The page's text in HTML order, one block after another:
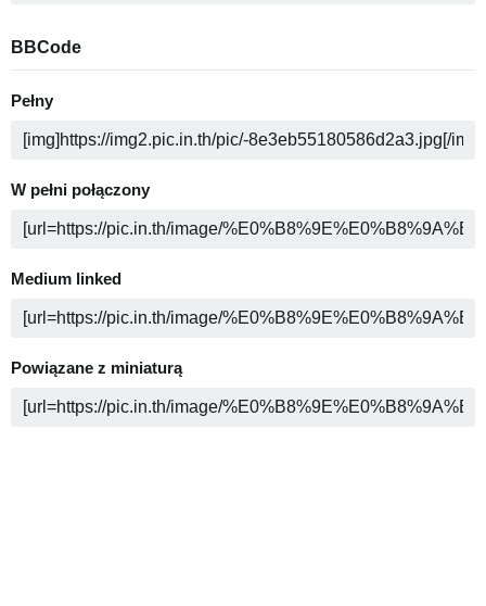
BBCode
Pełny
W pełni połączony
Medium linked
Powiązane z miniaturą